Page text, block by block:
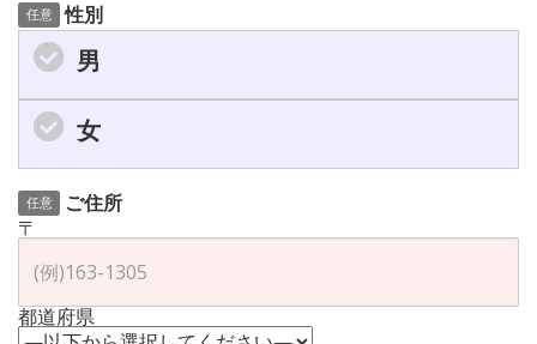
任意 性別
男
女
任意
ご住所
〒
都道府県